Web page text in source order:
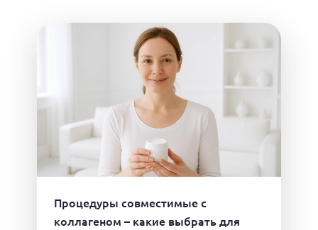
Процедуры совместимые с
коллагеном – какие выбрать для